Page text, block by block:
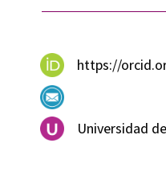
https://
Universidad